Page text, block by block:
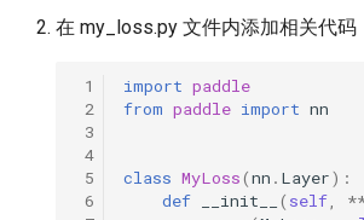
在 my_loss.py 文件内添加相关代码
1
2
3
4
5
6
import paddle
from paddle import nn
class MyLoss(nn . Layer):
def
__init__ ( self